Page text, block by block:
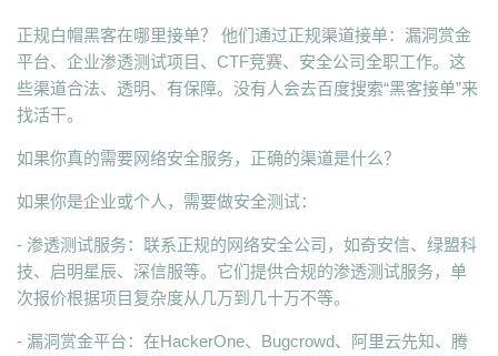
正规白帽黑客在哪里接单？ 他们通过正规渠道接单：漏洞赏金
平台、企业渗透测试项目、CTF竞赛、安全公司全职工作。这
些渠道合法、透明、有保障。没有人会去百度搜索“黑客接单”来
找活干。
如果你真的需要网络安全服务，正确的渠道是什么？
如果你是企业或个人，需要做安全测试：
- 渗透测试服务：联系正规的网络安全公司，如奇安信、绿盟科
技、启明星辰、深信服等。它们提供合规的渗透测试服务，单
次报价根据项目复杂度从几万到几十万不等。
- 漏洞赏金平台：在HackerOne、Bugcrowd、阿里云先知、腾